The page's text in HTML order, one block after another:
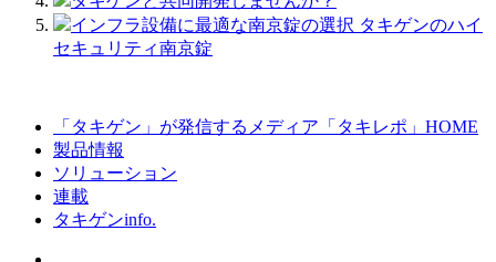
インフラ設備に最適な南京錠の選択 タキゲンのハイ
セキュリティ南京錠
「タキゲン」が発信するメディア「タキレポ」HOME
製品情報
ソリューション
連載
タキゲンinfo.